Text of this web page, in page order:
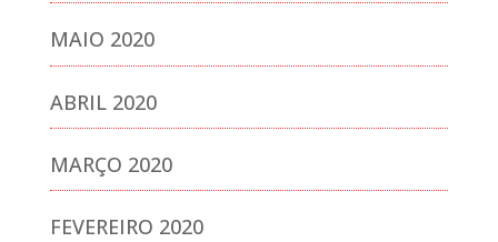
MAIO 2020
ABRIL 2020
MARÇO 2020
FEVEREIRO 2020